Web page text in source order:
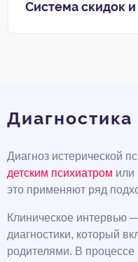
Система скидок
Диагностика
Диагноз истерической
детским психиатром или
это применяют ряд
Клиническое интервью
диагностики, который
родителями. В процессе